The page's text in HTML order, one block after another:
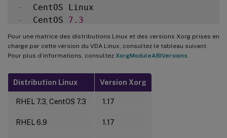
-
-
  CentOS
7.3
  CentOS
6.6
-
-
  Ubuntu Desktop
16.04 (avec le noyau
Pour une matrice des distributions Linux et des versions Xorg prises en
charge par cette version du VDA Linux, consultez le tableau suivant.
Pour plus d’informations, consultez XorgModuleABIVersions
Distribution Linux Version Xorg
RHEL 7.3, CentOS 7.3 1.17
RHEL 6.9 1.17